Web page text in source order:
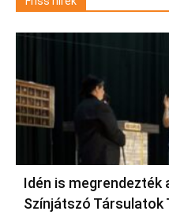
Idén is megrendezték
Színjátszó Társulatok